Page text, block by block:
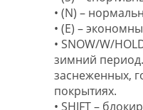
• (N) –
• (Е) –
• SNOW/W/
зимний
заснеженных,
покрытиях.
• SHIFT –